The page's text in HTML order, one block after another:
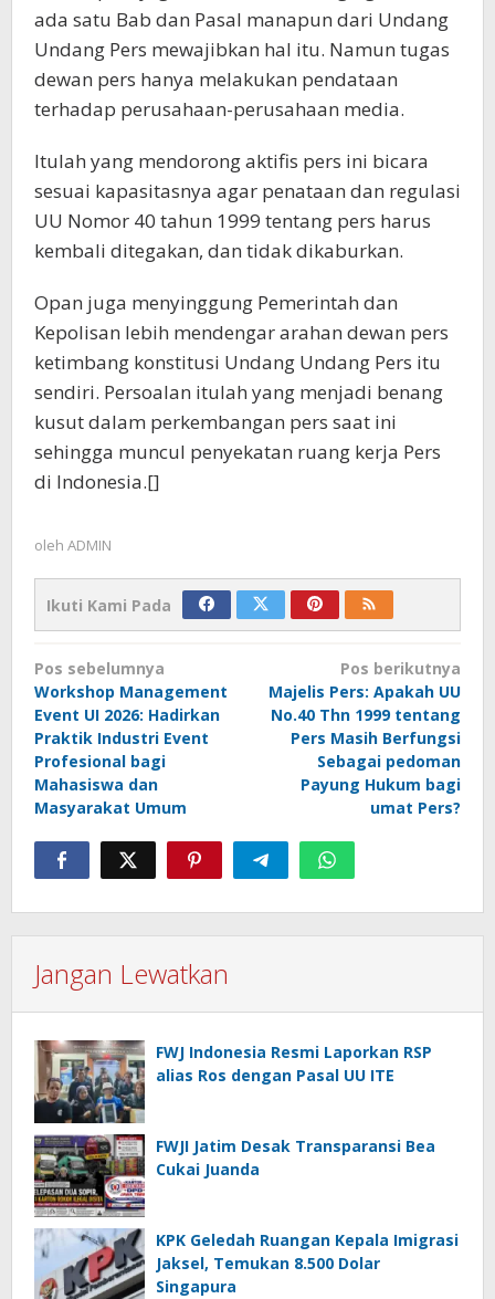
ada satu Bab dan Pasal manapun dari Undang
Undang Pers mewajibkan hal itu. Namun tugas
dewan pers hanya melakukan pendataan
terhadap perusahaan-perusahaan media.
Itulah yang mendorong aktifis pers ini bicara
sesuai kapasitasnya agar penataan dan regulasi
UU Nomor 40 tahun 1999 tentang pers harus
kembali ditegakan, dan tidak dikaburkan.
Opan juga menyinggung Pemerintah dan
Kepolisan lebih mendengar arahan dewan pers
ketimbang konstitusi Undang Undang Pers itu
sendiri. Persoalan itulah yang menjadi benang
kusut dalam perkembangan pers saat ini
sehingga muncul penyekatan ruang kerja Pers
di Indonesia.[]
oleh ADMIN
Ikuti Kami Pada
Navigasi
pos
Pos sebelumnya
Workshop Management
Event UI 2026: Hadirkan
Praktik Industri Event
Profesional bagi
Mahasiswa dan
Masyarakat Umum
Pos berikutnya
Majelis Pers: Apakah UU
No.40 Thn 1999 tentang
Pers Masih Berfungsi
Sebagai pedoman
Payung Hukum bagi
umat Pers?
Jangan Lewatkan
FWJ Indonesia Resmi Laporkan RSP
alias Ros dengan Pasal UU ITE
FWJI Jatim Desak Transparansi Bea
Cukai Juanda
KPK Geledah Ruangan Kepala Imigrasi
Jaksel, Temukan 8.500 Dolar
Singapura